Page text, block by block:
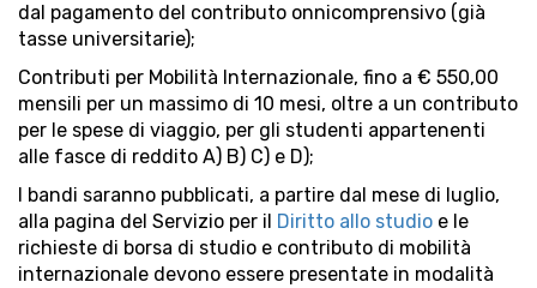
dal pagamento del contributo onnicomprensivo (già
tasse universitarie);
Contributi per Mobilità Internazionale, fino a € 550,00
mensili per un massimo di 10 mesi, oltre a un contributo
per le spese di viaggio, per gli studenti appartenenti
alle fasce di reddito A) B) C) e D);
I bandi saranno pubblicati, a partire dal mese di luglio,
alla pagina del Servizio per il Diritto allo studio e le
richieste di borsa di studio e contributo di mobilità
internazionale devono essere presentate in modalità